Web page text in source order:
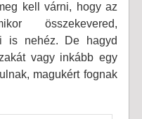
kell várni, hogy az
összekevered,
is nehéz. De hagyd
vagy inkább egy
magukért fognak